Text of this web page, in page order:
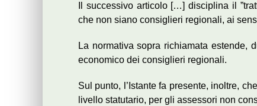
Il successivo articolo […] disciplina il
che non siano consiglieri regionali, ai
La normativa sopra richiamata estende,
economico dei consiglieri regionali.
Sul punto, l’Istante fa presente, inoltre,
livello statutario, per gli assessori non